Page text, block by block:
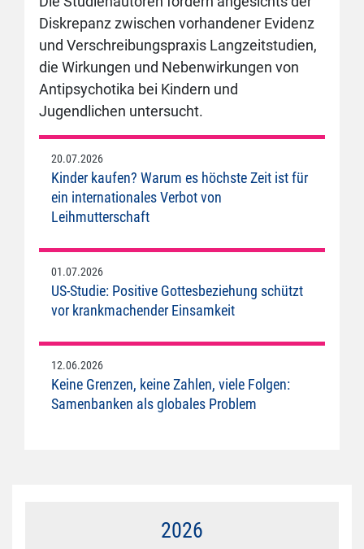
Diskrepanz zwischen vorhandener Evidenz
und Verschreibungspraxis Langzeitstudien,
die Wirkungen und Nebenwirkungen von
Antipsychotika bei Kindern und
Jugendlichen untersucht.
20.07.2026
Kinder kaufen? Warum es höchste Zeit ist für
ein internationales Verbot von
Leihmutterschaft
01.07.2026
US-Studie: Positive Gottesbeziehung schützt
vor krankmachender Einsamkeit
12.06.2026
Keine Grenzen, keine Zahlen, viele Folgen:
Samenbanken als globales Problem
2026